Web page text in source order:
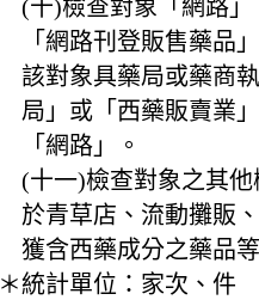
(十)檢查對象「網路
「網路刊登販售藥品
該對象具藥局或藥商
局」或「西藥販賣業
「網路」。
(十一)檢查對象之其
於青草店、流動攤販
獲含西藥成分之藥品
＊統計單位： 家次、件